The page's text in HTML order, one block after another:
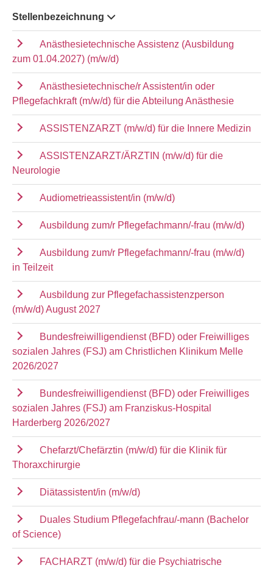
Stellenbezeichnung
Anästhesietechnische Assistenz (Ausbildung
zum 01.04.2027) (m/w/d)
Anästhesietechnische/r Assistent/in oder
Pflegefachkraft (m/w/d) für die Abteilung Anästhesie
ASSISTENZARZT (m/w/d) für die Innere Medizin
ASSISTENZARZT/ÄRZTIN (m/w/d) für die
Neurologie
Audiometrieassistent/in (m/w/d)
Ausbildung zum/r Pflegefachmann/-frau (m/w/d)
Ausbildung zum/r Pflegefachmann/-frau (m/w/d)
in Teilzeit
Ausbildung zur Pflegefachassistenzperson
(m/w/d) August 2027
Bundesfreiwilligendienst (BFD) oder Freiwilliges
sozialen Jahres (FSJ) am Christlichen Klinikum Melle
2026/2027
Bundesfreiwilligendienst (BFD) oder Freiwilliges
sozialen Jahres (FSJ) am Franziskus-Hospital
Harderberg 2026/2027
Chefarzt/Chefärztin (m/w/d) für die Klinik für
Thoraxchirurgie
Diätassistent/in (m/w/d)
Duales Studium Pflegefachfrau/-mann (Bachelor
of Science)
FACHARZT (m/w/d) für die Psychiatrische